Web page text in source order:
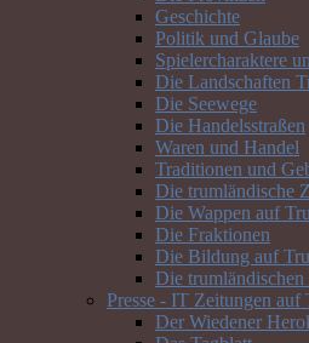
Geschichte
Politik und Glaube
Spielercharaktere
Die Landschaften
Die Seewege
Die Handelsstraßen
Waren und Handel
Traditionen und
Die trumländische
Die Wappen auf
Die Fraktionen
Die Bildung auf
Die
Presse - IT Zeitungen auf
Der Wiedener